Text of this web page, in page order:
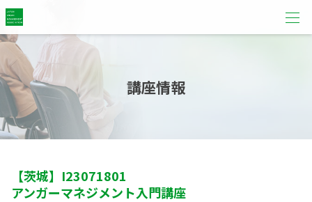
講座情報
【茨城】 I23071801
アンガーマネジメント入門講座